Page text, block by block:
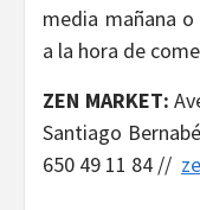
media mañana
a la hora de
ZEN MARKET:
Santiago
650 49 11 84 //